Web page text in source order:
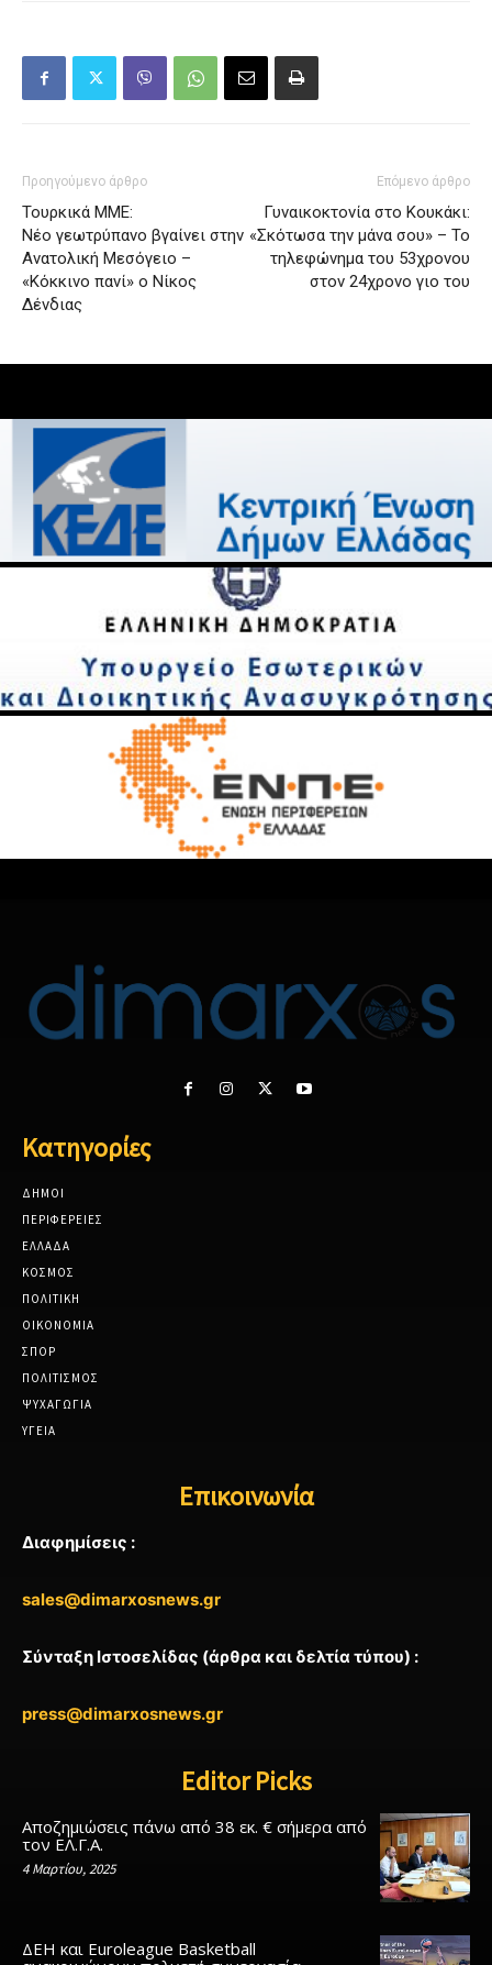
Προηγούμενο άρθρο
Τουρκικά ΜΜΕ:
Νέο γεωτρύπανο βγαίνει στην
Ανατολική Μεσόγειο –
«Κόκκινο πανί» ο Νίκος
Δένδιας
Επόμενο άρθρο
Γυναικοκτονία στο Κουκάκι:
«Σκότωσα την μάνα σου» – Το
τηλεφώνημα του 53χρονου
στον 24χρονο γιο του
Κατηγορίες
ΔΗΜΟΙ
ΠΕΡΙΦΕΡΕΙΕΣ
ΕΛΛΑΔΑ
ΚΟΣΜΟΣ
ΠΟΛΙΤΙΚΗ
ΟΙΚΟΝΟΜΙΑ
ΣΠΟΡ
ΠΟΛΙΤΙΣΜΟΣ
ΨΥΧΑΓΩΓΙΑ
ΥΓΕΙΑ
Επικοινωνία
Διαφημίσεις :
sales@dimarxosnews.gr
Σύνταξη Ιστοσελίδας (άρθρα και δελτία τύπου) :
press@dimarxosnews.gr
Editor Picks
Αποζημιώσεις πάνω από 38 εκ. € σήμερα από
τον ΕΛ.Γ.Α.
4 Μαρτίου, 2025
ΔΕΗ και Euroleague Basketball